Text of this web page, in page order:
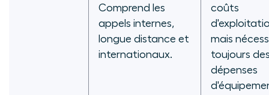
Comprend les
appels internes,
longue distance et
internationaux.
coûts
mais
toujours
dépenses